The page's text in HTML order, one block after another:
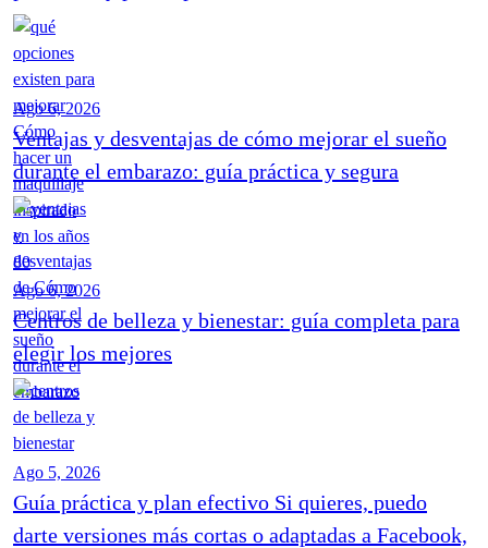
Ago 6, 2026
Ventajas y desventajas de cómo mejorar el sueño
durante el embarazo: guía práctica y segura
Ago 6, 2026
Centros de belleza y bienestar: guía completa para
elegir los mejores
Ago 5, 2026
Guía práctica y plan efectivo Si quieres, puedo
darte versiones más cortas o adaptadas a Facebook,